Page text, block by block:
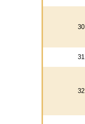
30
31
32